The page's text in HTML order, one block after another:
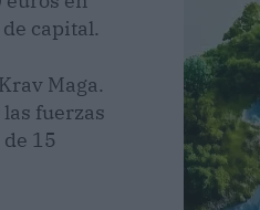
capital.
Maga.
fuerzas
15